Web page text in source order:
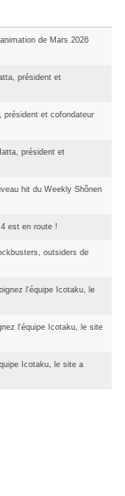
de Mars 2026
président et
président et cofondateur
président et
hit du Weekly Shônen
est en route !
outsiders de
l'équipe Icotaku, le
l'équipe Icotaku, le site
Icotaku, le site a